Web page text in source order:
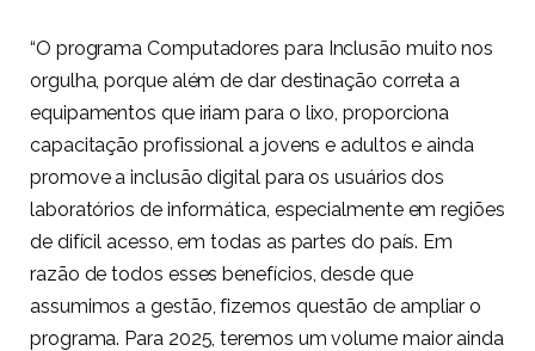
“O programa Computadores para Inclusão muito nos
orgulha, porque além de dar destinação correta a
equipamentos que iriam para o lixo, proporciona
capacitação profissional a jovens e adultos e ainda
promove a inclusão digital para os usuários dos
laboratórios de informática, especialmente em regiões
de difícil acesso, em todas as partes do país. Em
razão de todos esses benefícios, desde que
assumimos a gestão, fizemos questão de ampliar o
programa. Para 2025, teremos um volume maior ainda